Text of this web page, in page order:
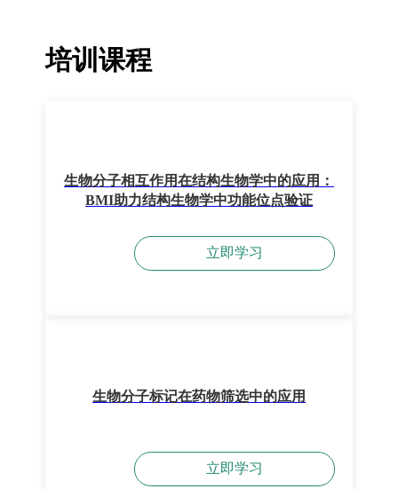
培训课程
生物分子相互作用在结构生物学中的应用：
BMI助力结构生物学中功能位点验证
立即学习
生物分子标记在药物筛选中的应用
立即学习